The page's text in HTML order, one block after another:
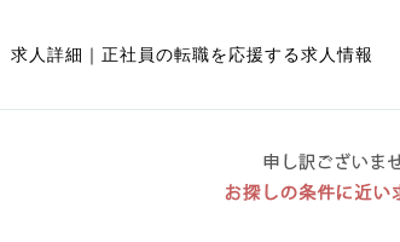
人詳細｜正社員の転職を応援する求人情報